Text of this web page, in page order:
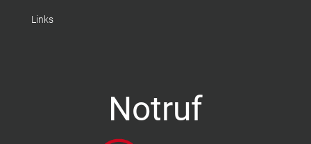
Links
Notruf